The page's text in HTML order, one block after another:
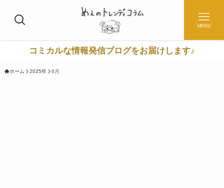
MENU
コミカルな情報発信ブログをお届けします♪
ホーム 2025年 8月